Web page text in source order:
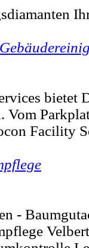
bietet
Vom
Facility
-